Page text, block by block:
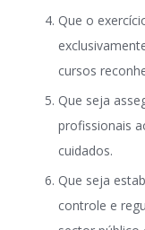
Que o
cursos
Que seja
profissionais
cuidados.
Que seja
controle e